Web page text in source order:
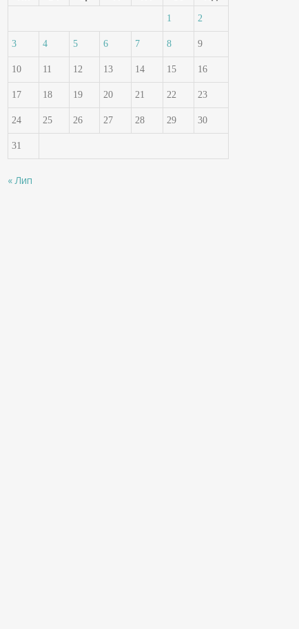
1 2
3 4 5 6 7 8 9
10 11 12 13 14 15 16
17 18 19 20 21 22 23
24 25 26 27 28 29 30
31
« Лип